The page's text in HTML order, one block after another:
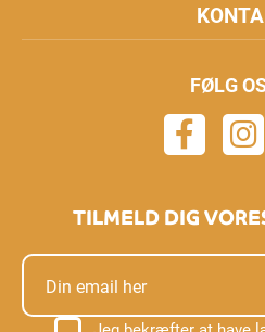
FØLG
TILMELD DIG